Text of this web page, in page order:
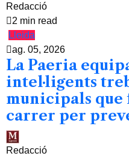
Redacció
2 min read
Lleida
ag. 05, 2026
La Paeria
intel·ligents
municipals que
carrer per
Redacció